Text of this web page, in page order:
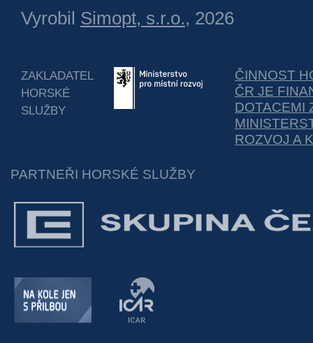
Vyrobil Simopt, s.r.o., 2026
ZAKLADATEL
HORSKÉ
SLUŽBY
ČINNOST
ČR JE
DOTACEMI
ROZVOJ A
PARTNEŘI HORSKÉ SLUŽBY